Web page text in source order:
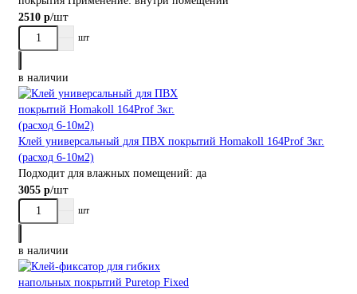
2510 р/шт
шт
в наличии
Клей универсальный для ПВХ покрытий Homakoll 164Prof 3кг.
(расход 6-10м2)
Подходит для влажных помещений: да
3055 р/шт
шт
в наличии